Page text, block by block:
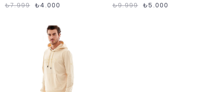
₺4.000
₺7.999
₺5.000
₺9.999